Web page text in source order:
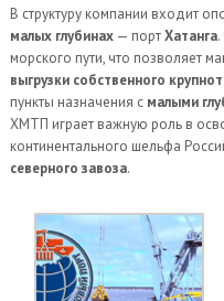
В структуру компании входит
малых глубинах — портХатанга
морского пути, что позволяет
выгрузки собственного
пункты назначения с малыми
ХМТП играет важную роль в
континентального шельфа
северного завоза.